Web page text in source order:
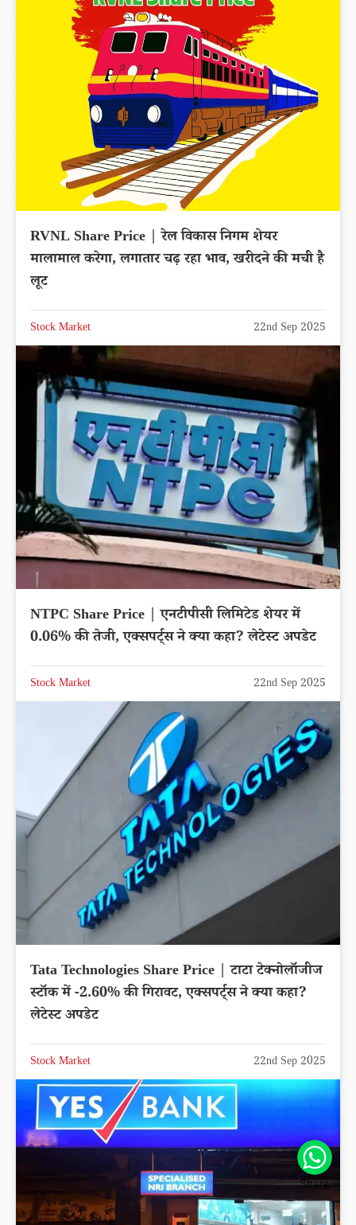
RVNL Share Price | रेल विकास निगम शेयर
मालामाल करेगा, लगातार चढ़ रहा भाव, खरीदने की मची है
लूट
Stock Market 22nd Sep 2025
NTPC Share Price | एनटीपीसी लिमिटेड शेयर में
0.06% की तेजी, एक्सपर्ट्स ने क्या कहा? लेटेस्ट अपडेट
Stock Market 22nd Sep 2025
Tata Technologies Share Price | टाटा टेक्नोलॉजीज
स्टॉक में -2.60% की गिरावट, एक्सपर्ट्स ने क्या कहा?
लेटेस्ट अपडेट
Stock Market 22nd Sep 2025
Share